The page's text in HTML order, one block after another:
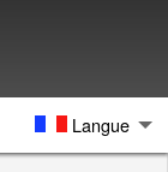
Langue